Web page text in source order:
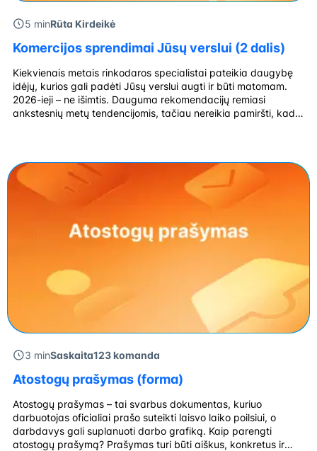
5 minRūta Kirdeikė
Komercijos sprendimai Jūsų verslui (2 dalis)
Kiekvienais metais rinkodaros specialistai pateikia daugybę
idėjų, kurios gali padėti Jūsų verslui augti ir būti matomam.
2026-ieji – ne išimtis. Dauguma rekomendacijų remiasi
ankstesnių metų tendencijomis, tačiau nereikia pamiršti, kad
[…]
3 minSaskaita123 komanda
Atostogų prašymas (forma)
Atostogų prašymas – tai svarbus dokumentas, kuriuo
darbuotojas oficialiai prašo suteikti laisvo laiko poilsiui, o
darbdavys gali suplanuoti darbo grafiką. Kaip parengti
atostogų prašymą? Prašymas turi būti aiškus, konkretus ir